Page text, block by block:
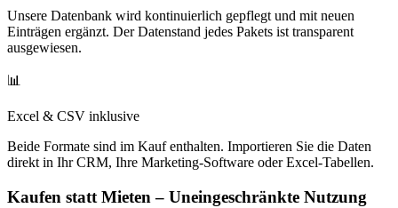
Unsere Datenbank wird kontinuierlich gepflegt und mit neuen
Einträgen ergänzt. Der Datenstand jedes Pakets ist transparent
ausgewiesen.
📊
Excel & CSV inklusive
Beide Formate sind im Kauf enthalten. Importieren Sie die Daten
direkt in Ihr CRM, Ihre Marketing-Software oder Excel-Tabellen.
Kaufen statt Mieten – Uneingeschränkte Nutzung